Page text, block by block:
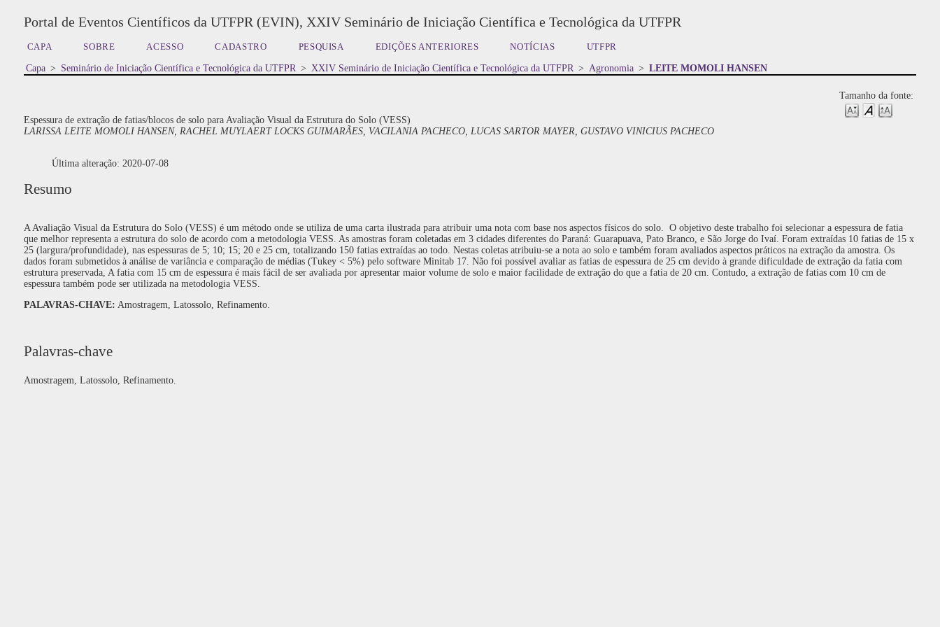
Portal de Eventos Científicos da UTFPR (EVIN), XXIV Seminário de Iniciação Científica e Tecnológica da UTFPR
CAPA SOBRE ACESSO CADASTRO PESQUISA EDIÇÕES ANTERIORES NOTÍCIAS UTFPR
Capa > Seminário de Iniciação Científica e Tecnológica da UTFPR > XXIV Seminário de Iniciação Científica e Tecnológica da UTFPR > Agronomia > LEITE MOMOLI HANSEN
Tamanho da fonte:
Espessura de extração de fatias/blocos de solo para Avaliação Visual da Estrutura do Solo (VESS)
LARISSA LEITE MOMOLI HANSEN, RACHEL MUYLAERT LOCKS GUIMARÃES, VACILANIA PACHECO, LUCAS SARTOR MAYER, GUSTAVO VINICIUS PACHECO
Última alteração: 2020-07-08
Resumo
A Avaliação Visual da Estrutura do Solo (VESS) é um método onde se utiliza de uma carta ilustrada para atribuir uma nota com base nos aspectos físicos do solo. O objetivo deste trabalho foi selecionar a espessura de fatia
que melhor representa a estrutura do solo de acordo com a metodologia VESS. As amostras foram coletadas em 3 cidades diferentes do Paraná: Guarapuava, Pato Branco, e São Jorge do Ivaí. Foram extraídas 10 fatias de 15 x
25 (largura/profundidade), nas espessuras de 5; 10; 15; 20 e 25 cm, totalizando 150 fatias extraídas ao todo. Nestas coletas atribuiu-se a nota ao solo e também foram avaliados aspectos práticos na extração da amostra. Os
dados foram submetidos à análise de variância e comparação de médias (Tukey < 5%) pelo software Minitab 17. Não foi possível avaliar as fatias de espessura de 25 cm devido à grande dificuldade de extração da fatia com
estrutura preservada, A fatia com 15 cm de espessura é mais fácil de ser avaliada por apresentar maior volume de solo e maior facilidade de extração do que a fatia de 20 cm. Contudo, a extração de fatias com 10 cm de
espessura também pode ser utilizada na metodologia VESS.
PALAVRAS-CHAVE: Amostragem, Latossolo, Refinamento.
Palavras-chave
Amostragem, Latossolo, Refinamento.